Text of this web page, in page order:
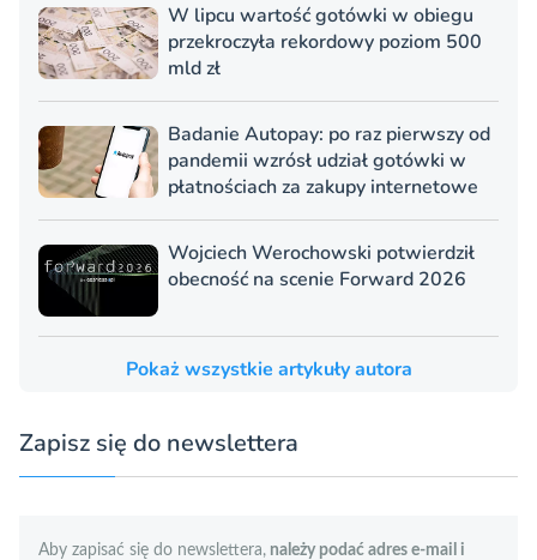
W lipcu wartość gotówki w obiegu
przekroczyła rekordowy poziom 500
mld zł
Badanie Autopay: po raz pierwszy od
pandemii wzrósł udział gotówki w
płatnościach za zakupy internetowe
Wojciech Werochowski potwierdził
obecność na scenie Forward 2026
Pokaż wszystkie artykuły autora
Zapisz się do newslettera
Aby zapisać się do newslettera, należy podać adres e-mail i